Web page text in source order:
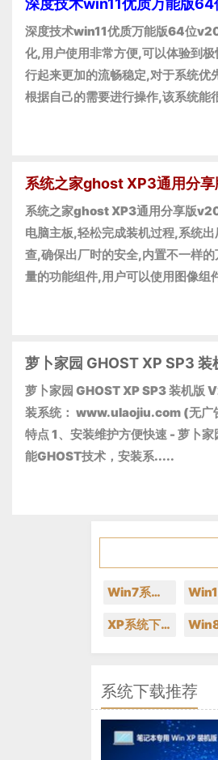
深度技术win11优质万能版
深度技术win11优质万能版64位
化,用户使用非常方便,可以体验到
行起来更加的流畅稳定,对于系统优
根据自己的需要进行操作,该系统能
系统之家ghost XP3通用分
系统之家ghost XP3通用分享版
电脑主板,轻松完成装机过程,系统
查,确保出厂时的安全,内置不一样
量的功能组件,用户可以使用图像组
萝卜家园 GHOST XP SP3
萝卜家园 GHOST XP SP3 装机版
装系统： www.ulaojiu.com (无广
特点 1、安装维护方便快速 - 萝卜
能GHOST技术，安装系.....
Win7系统下载
XP系统下载
系统下载推荐